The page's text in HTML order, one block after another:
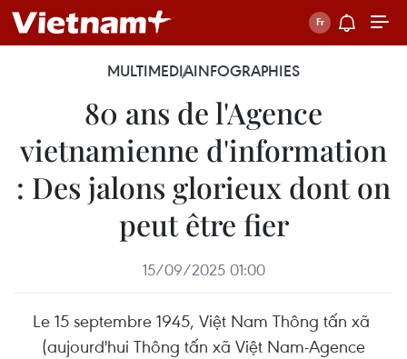
MULTIMEDIAINFOGRAPHIES
80 ans de l'Agence
vietnamienne d'information
: Des jalons glorieux dont on
peut être fier
15/09/2025 01:00
Le 15 septembre 1945, Việt Nam Thông tấn xã
(aujourd'hui Thông tấn xã Việt Nam-Agence